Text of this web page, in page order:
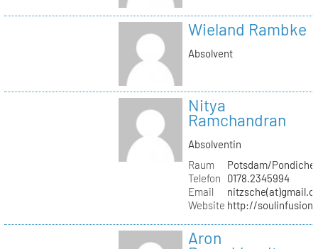
Wieland Rambke
Absolvent
Nitya
Ramchandran
Absolventin
Raum
Potsdam/
Telefon
0178.2345994
Email
Website http://
Aron